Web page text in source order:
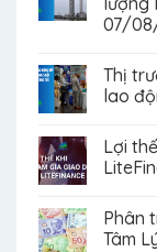
07/
Thị
lao
Lợi
Phân
Tâm